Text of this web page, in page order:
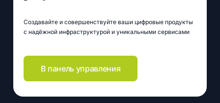
Создавайте и совершенствуйте ваши цифровые продукты
с надёжной инфраструктурой и уникальными сервисами
В панель управления